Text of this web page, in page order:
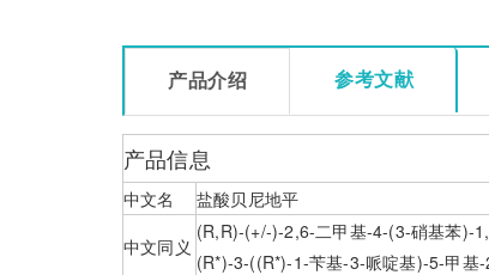
产品介绍 参考文献
产品信息
中文名
盐酸贝尼地平
中文同义
(R,R)-(+/-)-2,6-二甲基-4-(3-硝基苯)-
(R*)-3-((R*)-1-苄基-3-哌啶基)-5-甲基